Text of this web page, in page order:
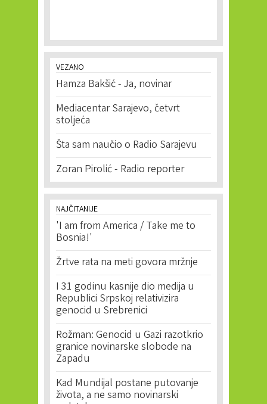
VEZANO
Hamza Bakšić - Ja, novinar
Mediacentar Sarajevo, četvrt
stoljeća
Šta sam naučio o Radio Sarajevu
Zoran Pirolić - Radio reporter
NAJČITANIJE
'I am from America / Take me to
Bosnia!'
Žrtve rata na meti govora mržnje
I 31 godinu kasnije dio medija u
Republici Srpskoj relativizira
genocid u Srebrenici
Rožman: Genocid u Gazi razotkrio
granice novinarske slobode na
Zapadu
Kad Mundijal postane putovanje
života, a ne samo novinarski